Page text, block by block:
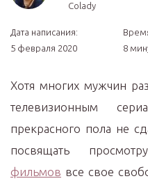
Colady
Дата написания:
5 февраля 2020
8
Хотя многих мужчин
телевизионным
прекрасного пола не
посвящать
фильмов все свое